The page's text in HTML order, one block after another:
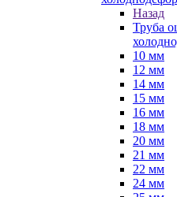
Назад
Труба
10 мм
12 мм
14 мм
15 мм
16 мм
18 мм
20 мм
21 мм
22 мм
24 мм